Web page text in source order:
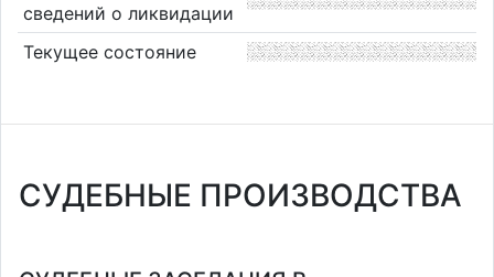
сведений о ликвидации
Текущее состояние
СУДЕБНЫЕ ПРОИЗВОДСТВА